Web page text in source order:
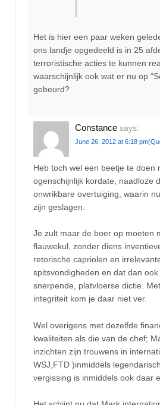
Het is hier een paar weken
ons landje opgedeeld is in 25
terroristische acties te kunnen
waarschijnlijk ook wat er nu op
gebeurd?
Constance says:
June 26, 2012 at 6:18 pm
Heb toch wel een beetje te doen
ogenschijnlijk kordate, naadloze
onwrikbare overtuiging, waarin
zijn geslagen.
Je zult maar de boer op moeten
flauwekul, zonder diens
retorische capriolen en
spitsvondigheden en dat dan
snerpende, platvloerse dictie.
integriteit kom je daar niet ver.
Wel overigens met dezelfde
kwaliteiten als die van de chef;
inzichten zijn trouwens in
WSJ,FTD )inmiddels
vergissing is inmiddels ook daar